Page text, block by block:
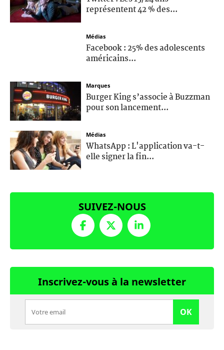
représentent 42 % des...
Médias
Facebook : 25% des adolescents
américains...
Marques
Burger King s’associe à Buzzman
pour son lancement...
Médias
WhatsApp : L'application va-t-
elle signer la fin...
SUIVEZ-NOUS
Inscrivez-vous à la newsletter
OK